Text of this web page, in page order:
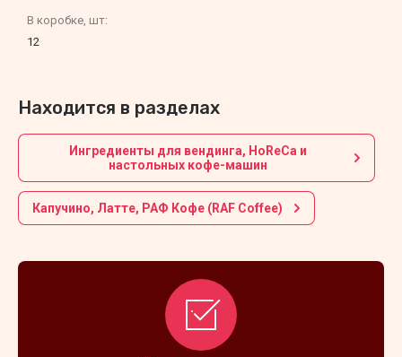
В коробке, шт:
12
Находится в разделах
Ингредиенты для вендинга, HoReCa и
настольных кофе-машин
Капучино, Латте, РАФ Кофе (RAF Coffee)